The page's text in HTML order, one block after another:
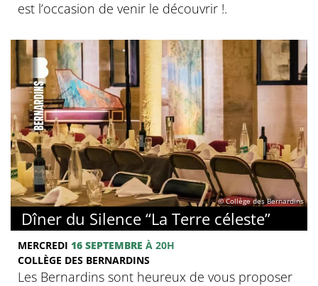
est l’occasion de venir le découvrir !.
© Collège des Bernardins
Dîner du Silence “La Terre céleste”
MERCREDI 16 SEPTEMBRE À 20H
COLLÈGE DES BERNARDINS
Les Bernardins sont heureux de vous proposer